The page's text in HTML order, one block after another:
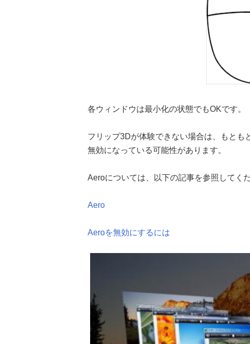
各ウィンドウは最小化の状態でもOKです。
フリップ3Dが体験できない場合は、もと
無効になっている可能性があります。
Aeroについては、以下の記事を参照してくだ
Aero
Aeroを無効にするには